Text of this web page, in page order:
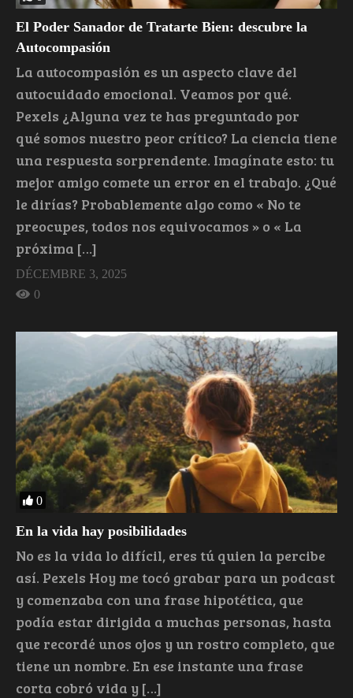
El Poder Sanador de Tratarte Bien: descubre la
Autocompasión
La autocompasión es un aspecto clave del
autocuidado emocional. Veamos por qué.
Pexels ¿Alguna vez te has preguntado por
qué somos nuestro peor crítico? La ciencia tiene
una respuesta sorprendente. Imagínate esto: tu
mejor amigo comete un error en el trabajo. ¿Qué
le dirías? Probablemente algo como « No te
preocupes, todos nos equivocamos » o « La
próxima […]
DÉCEMBRE 3, 2025
0
0
En la vida hay posibilidades
No es la vida lo difícil, eres tú quien la percibe
así. Pexels Hoy me tocó grabar para un podcast
y comenzaba con una frase hipotética, que
podía estar dirigida a muchas personas, hasta
que recordé unos ojos y un rostro completo, que
tiene un nombre. En ese instante una frase
corta cobró vida y […]